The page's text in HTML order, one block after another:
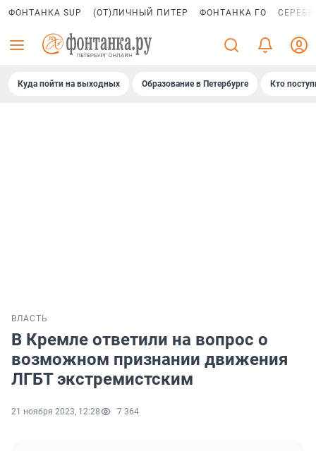
ФОНТАНКА SUP (ОТ)ЛИЧНЫЙ ПИТЕР ФОНТАНКА ГО
Куда пойти на выходных Образование в Петербурге Кто
ВЛАСТЬ
В Кремле ответили на вопрос о
возможном признании движения
ЛГБТ экстремистским
21 ноября 2023, 12:28 7 364